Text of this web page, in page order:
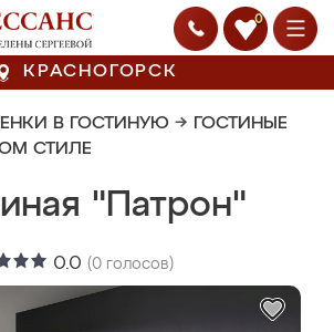
0
КРАСНОГОРСК
В ГОСТИНУЮ → ГОСТИНЫЕ
СТИЛЕ
"Патрон"
0.0 (0 голосов)